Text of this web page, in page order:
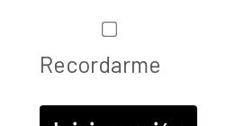
Recordarme